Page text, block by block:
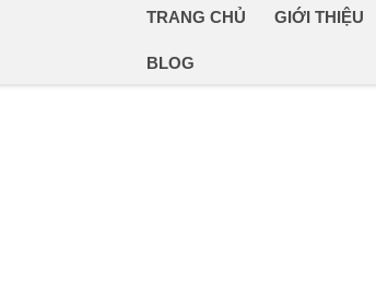
TRANG CHỦ GIỚI THIỆU
BLOG